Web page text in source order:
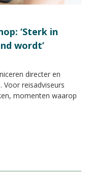
‘Sterk in
wordt’
directer en
Voor reisadviseurs
momenten waarop